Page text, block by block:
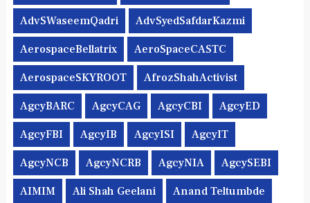
AdvSWaseemQadri AdvSyedSafdarKazmi
AerospaceBellatrix AeroSpaceCASTC
AerospaceSKYROOT AfrozShahActivist
AgcyBARC AgcyCAG AgcyCBI AgcyED
AgcyFBI AgcyIB AgcyISI AgcyIT
AgcyNCB AgcyNCRB AgcyNIA AgcySEBI
AIMIM Ali Shah Geelani Anand Teltumbde